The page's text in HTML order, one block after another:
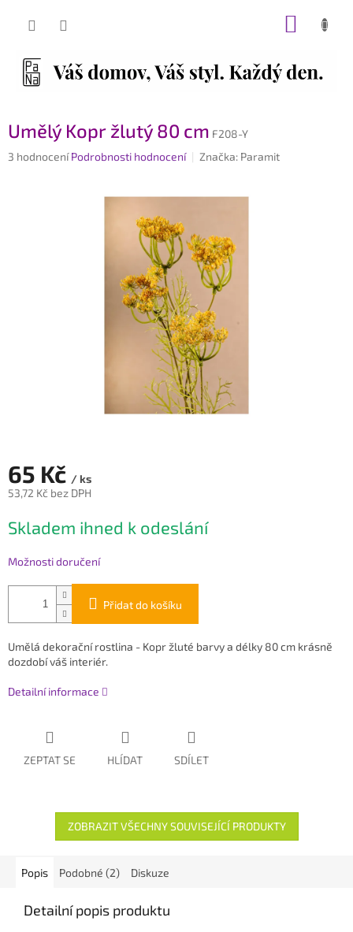
Umělý Kopr žlutý 80 cm F208-Y
Průměrné
3 hodnocení Podrobnosti hodnocení Značka: Paramit
65 Kč / ks
53,72 Kč bez DPH
cena:
Skladem ihned k odeslání
Možnosti doručení
Přidat do košíku
Umělá dekorační rostlina - Kopr žluté barvy a délky 80 cm krásně
dozdobí váš interiér.
Detailní informace
ZEPTAT SE HLÍDAT SDÍLET
ZOBRAZIT VŠECHNY SOUVISEJÍCÍ PRODUKTY
Popis Podobné (2) Diskuze
Detailní popis produktu